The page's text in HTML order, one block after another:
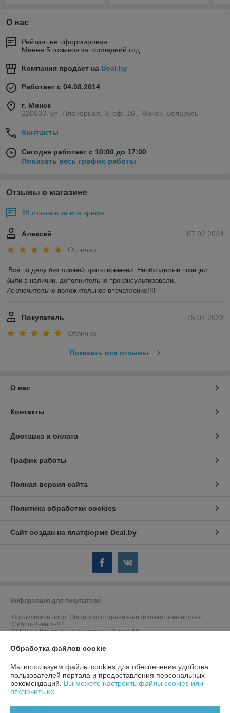
О нас
Рейтинг не сформирован
Менее 5 отзывов за последний год
Компания продает на Deal.by
Работает с 04.08.2014
г. Минск
220033, ул. Планерная, 3, оф. 16., Минск, Беларусь
Контакты
Сегодня работает с 10:00 до 17:00
Показать весь график работы
Отзывы о магазине
39 отзывов за всё время
07.02.2024
Алексей
Отлично
Всё по делу без лишней траты времени. Необходимые позиции
были в наличии, дополнительно проконсультировали.
Исключительно положительное впечатление!!!!
15.07.2023
Покупатель
Отлично
Показать все отзывы
О нас
Контакты
Доставка и оплата
График работы
Полная версия сайта
Политика обработки cookies
Сайт создан на платформе Deal.by
Информация для покупателя
Юридическое лицо: Общество с ограниченной ответственностью
"Сибро-Инвест-М"
220033, г. Минск, ул. Планерная, д.3, ком. 16
Регистрационный номер ЕГР: 191810687
УНП: 191810687
Регистрационный орган: Минсий горисполком
Обработка файлов cookie
Мы используем файлы cookies для обеспечения удобства
пользователей портала и предоставления персональных
рекомендаций. Вы можете настроить файлы cookies или
отключить их.